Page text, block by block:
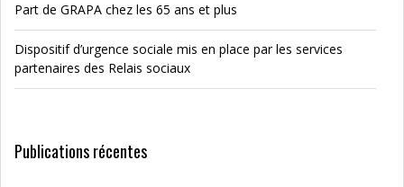
Part de GRAPA chez les 65 ans et plus
Dispositif d’urgence sociale mis en place par les services
partenaires des Relais sociaux
Publications récentes